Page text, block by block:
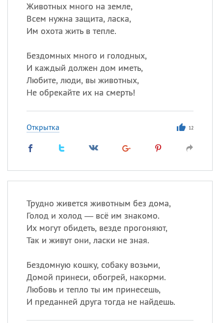
Животных много на земле,
Всем нужна защита, ласка,
Им охота жить в тепле.
Бездомных много и голодных,
И каждый должен дом иметь,
Любите, люди, вы животных,
Не обрекайте их на смерть!
Открытка 12
Трудно живется животным без дома,
Голод и холод — всё им знакомо.
Их могут обидеть, везде прогоняют,
Так и живут они, ласки не зная.
Бездомную кошку, собаку возьми,
Домой принеси, обогрей, накорми.
Любовь и тепло ты им принесешь,
И преданней друга тогда не найдешь.